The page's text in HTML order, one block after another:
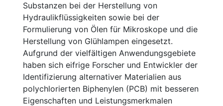
Substanzen bei der Herstellung von
Hydraulikflüssigkeiten sowie bei der
Formulierung von Ölen für Mikroskope und die
Herstellung von Glühlampen eingesetzt.
Aufgrund der vielfältigen Anwendungsgebiete
haben sich eifrige Forscher und Entwickler der
Identifizierung alternativer Materialien aus
polychlorierten Biphenylen (PCB) mit besseren
Eigenschaften und Leistungsmerkmalen